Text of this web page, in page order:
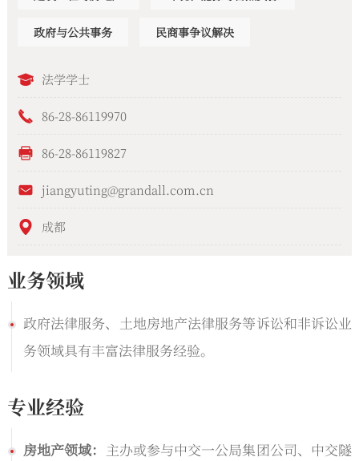
政府与公共事务 民商事争议解决
法学学士
86-28-86119970
86-28-86119827
jiangyuting@grandall.com.cn
成都
业务领域
政府法律服务、土地房地产法律服务等诉讼和非诉讼业
务领域具有丰富法律服务经验。
专业经验
房地产领域： 主办或参与中交一公局集团公司、中交隧